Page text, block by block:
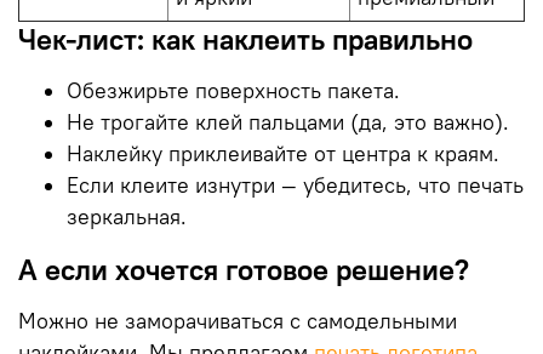
Чек-лист: как наклеить правильно
Обезжирьте поверхность пакета.
Не трогайте клей пальцами (да, это важно).
Наклейку приклеивайте от центра к краям.
Если клеите изнутри — убедитесь, что печать
зеркальная.
А если хочется готовое решение?
Можно не заморачиваться с самодельными